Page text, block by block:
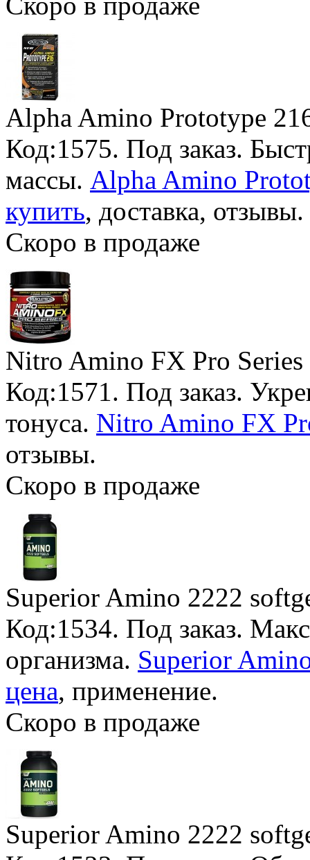
Alpha Amino Prototype
Код:1575. Под заказ.
массы. Alpha Amino
купить, доставка, отзывы.
Скоро в продаже
Nitro Amino FX Pro Series
Код:1571. Под заказ.
тонуса. Nitro Amino FX
отзывы.
Скоро в продаже
Superior Amino 2222
Код:1534. Под заказ.
организма. Superior
цена, применение.
Скоро в продаже
Superior Amino 2222